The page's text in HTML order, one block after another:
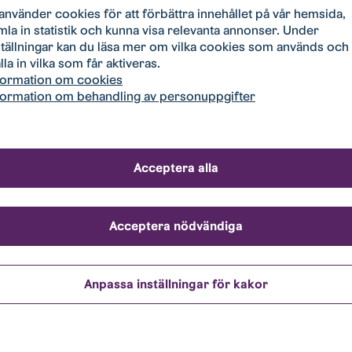
5 Typ/storlek:
Centralgarage
uppvärmt
8-10 Typ/storlek:
Parkeringsplats Hyra:
148 kr/mån 2026-
87
5 Typ/storlek: Hyra:
cookies för att förbättra innehållet på vår hemsida,
in statistik och kunna visa relevanta annonser. Under
kan du läsa mer om vilka cookies som används och
in vilka som får aktiveras.
om cookies
om behandling av personuppgifter
Anpassa inställningar för kakor
Acceptera nödvändiga
Acceptera alla